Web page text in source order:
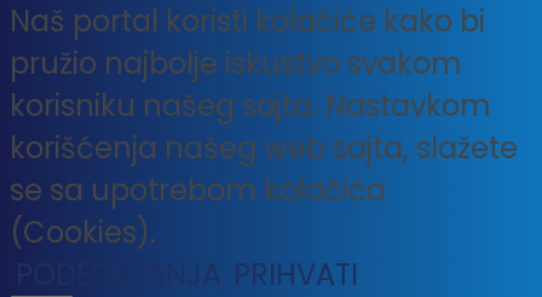
Naš portal koristi kolačiće kako bi
pružio najbolje iskustvo svakom
korisniku našeg sajta. Nastavkom
korišćenja našeg web sajta, slažete
se sa upotrebom kolačića
(Cookies).
PODEŠAVANJA PRIHVATI